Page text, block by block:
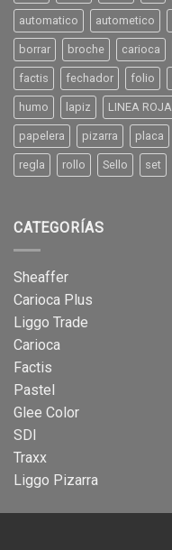
automatico autometico
borrar broche carioca
factis fechador folio
humo lapiz LINEA ROJA
papelera pizarra placa
regla rollo Sello set
CATEGORÍAS
Sheaffer
Carioca Plus
Liggo Trade
Carioca
Factis
Pastel
Glee Color
SDI
Traxx
Liggo Pizarra